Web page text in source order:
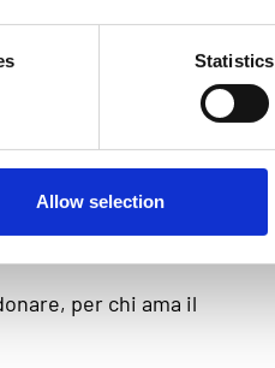
Statistics
Allow selection
per chi ama il